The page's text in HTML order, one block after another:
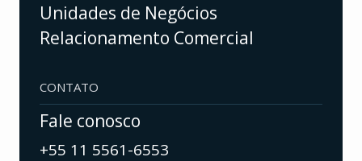
Unidades de Negócios
Relacionamento Comercial
CONTATO
Fale conosco
+55 11 5561-6553